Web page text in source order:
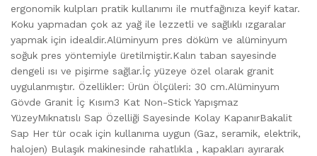
ergonomik kulpları pratik kullanımı ile mutfağınıza keyif katar.
Koku yapmadan çok az yağ ile lezzetli ve sağlıklı ızgaralar
yapmak için idealdir.Alüminyum pres döküm ve alüminyum
soğuk pres yöntemiyle üretilmiştir.Kalın taban sayesinde
dengeli ısı ve pişirme sağlar.İç yüzeye özel olarak granit
uygulanmıştır. Özellikler: Ürün Ölçüleri: 30 cm.Alüminyum
Gövde Granit İç Kısım3 Kat Non-Stick Yapışmaz
YüzeyMıknatıslı Sap Özelliği Sayesinde Kolay KapanırBakalit
Sap Her tür ocak için kullanıma uygun (Gaz, seramik, elektrik,
halojen) Bulaşık makinesinde rahatlıkla , kapakları ayırarak